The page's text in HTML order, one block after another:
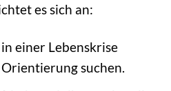
es sich an:
einer Lebenskrise
suchen.